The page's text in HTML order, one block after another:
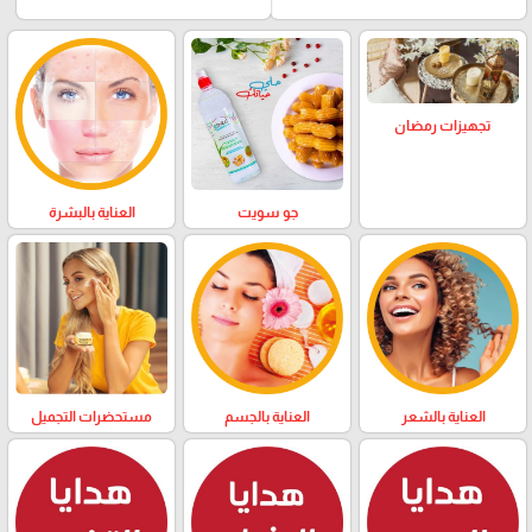
تجهيزات رمضان
جو سويت العناية بالبشرة
العناية بالشعر العناية بالجسم مستحضرات التجميل